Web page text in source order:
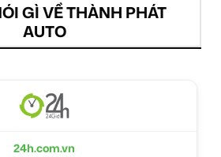
GÌ VỀ THÀNH PHÁT
AUTO
24h.com.vn